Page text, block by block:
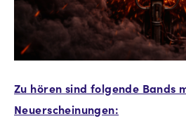
Zu hören sind folgende Bands
Neuerscheinungen: